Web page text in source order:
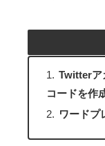
Twitterア
コードを作
ワードプ